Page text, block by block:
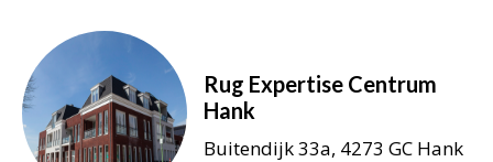
Rug Expertise Centrum
Hank
Buitendijk 33a, 4273 GC Hank